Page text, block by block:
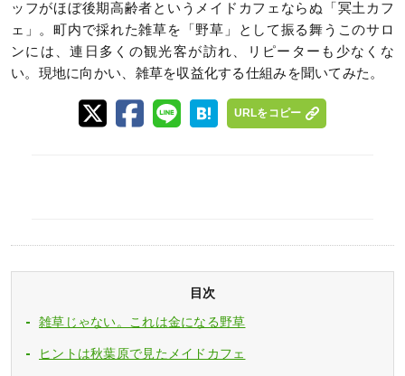
ッフがほぼ後期高齢者というメイドカフェならぬ「冥土カフ
ェ」。町内で採れた雑草を「野草」として振る舞うこのサロ
ンには、連日多くの観光客が訪れ、リピーターも少なくな
い。現地に向かい、雑草を収益化する仕組みを聞いてみた。
URLをコピー
目次
雑草じゃない。これは金になる野草
ヒントは秋葉原で見たメイドカフェ